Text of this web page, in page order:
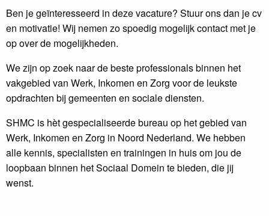
Ben je geïnteresseerd in deze vacature? Stuur ons dan je cv
en motivatie! Wij nemen zo spoedig mogelijk contact met je
op over de mogelijkheden.
We zijn op zoek naar de beste professionals binnen het
vakgebied van Werk, Inkomen en Zorg voor de leukste
opdrachten bij gemeenten en sociale diensten.
SHMC is hèt gespecialiseerde bureau op het gebied van
Werk, Inkomen en Zorg in Noord Nederland. We hebben
alle kennis, specialisten en trainingen in huis om jou de
loopbaan binnen het Sociaal Domein te bieden, die jij
wenst.